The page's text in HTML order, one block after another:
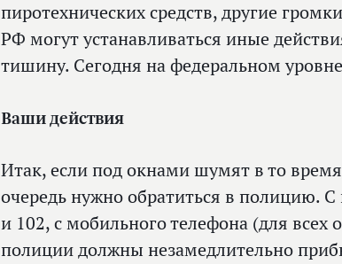
пиротехнических средств, другие
РФ могут устанавливаться иные
тишину. Сегодня на федеральном
Ваши действия
Итак, если под окнами шумят в то
очередь нужно обратиться в полицию.
и 102, с мобильного телефона (для
полиции должны незамедлительно